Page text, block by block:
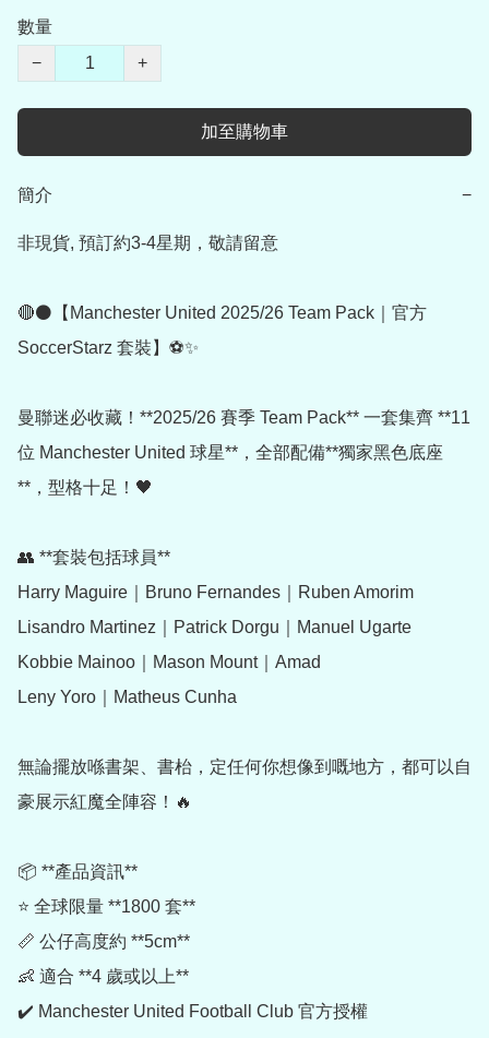
數量
−
+
加至購物車
簡介 −
非現貨, 預訂約3-4星期，敬請留意
🔴⚫【Manchester United 2025/26 Team Pack｜官方
SoccerStarz 套裝】⚽✨
曼聯迷必收藏！**2025/26 賽季 Team Pack** 一套集齊 **11
位 Manchester United 球星**，全部配備**獨家黑色底座
**，型格十足！🖤
👥 **套裝包括球員**
Harry Maguire｜Bruno Fernandes｜Ruben Amorim
Lisandro Martinez｜Patrick Dorgu｜Manuel Ugarte
Kobbie Mainoo｜Mason Mount｜Amad
Leny Yoro｜Matheus Cunha
無論擺放喺書架、書枱，定任何你想像到嘅地方，都可以自
豪展示紅魔全陣容！🔥
📦 **產品資訊**
⭐ 全球限量 **1800 套**
📏 公仔高度約 **5cm**
👶 適合 **4 歲或以上**
✔️ Manchester United Football Club 官方授權